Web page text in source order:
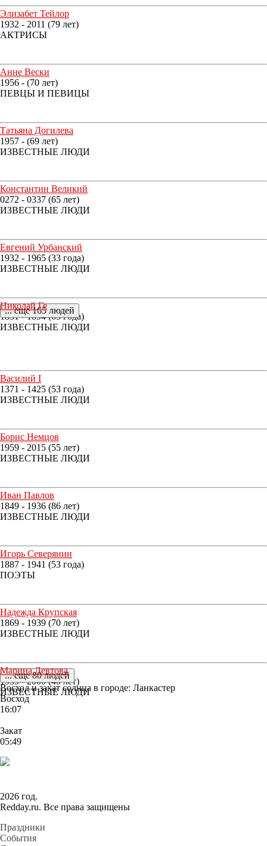
Элизабет Тейлор
1932 - 2011 (79 лет)
АКТРИСЫ
Анне Вески
1956 - (70 лет)
ПЕВЦЫ И ПЕВИЦЫ
Татьяна Догилева
1957 - (69 лет)
ИЗВЕСТНЫЕ ЛЮДИ
Константин Великий
0272 - 0337 (65 лет)
ИЗВЕСТНЫЕ ЛЮДИ
Евгений Урбанский
1932 - 1965 (33 года)
ИЗВЕСТНЫЕ ЛЮДИ
Николай Ге
1831 - 1894 (63 года)
ИЗВЕСТНЫЕ ЛЮДИ
... еще 165 людей
Василий I
1371 - 1425 (53 года)
ИЗВЕСТНЫЕ ЛЮДИ
Борис Немцов
1959 - 2015 (55 лет)
ИЗВЕСТНЫЕ ЛЮДИ
Иван Павлов
1849 - 1936 (86 лет)
ИЗВЕСТНЫЕ ЛЮДИ
Игорь Северянин
1887 - 1941 (53 года)
ПОЭТЫ
Надежда Крупская
1869 - 1939 (70 лет)
ИЗВЕСТНЫЕ ЛЮДИ
Марина Левтова
1959 - 2000 (40 лет)
ИЗВЕСТНЫЕ ЛЮДИ
... еще 80 людей
Восход и закат солнца в городе: Ланкастер
Восход
16:07
Закат
05:49
2026 год.
Redday.ru. Все права защищены
Праздники
События